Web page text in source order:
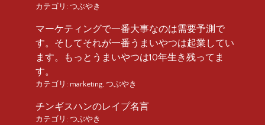
カテゴリ: つぶやき
マーケティングで一番大事なのは需要予測で
す。そしてそれが一番うまいやつは起業してい
ます。もっとうまいやつは10年生き残ってま
す。
カテゴリ: marketing, つぶやき
チンギスハンのレイプ名言
カテゴリ: つぶやき